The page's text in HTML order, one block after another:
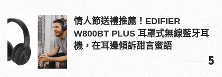
情人節送禮推薦！EDIFIER
W800BT PLUS 耳罩式無線藍牙耳
機，在耳邊傾訴甜言蜜語
5